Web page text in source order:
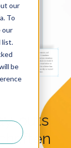
our
To
our
list.
be
outs